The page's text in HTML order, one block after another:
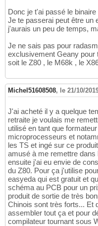
Donc je t'ai passé le
Je te passerai peut être un
j'aurais un peu de temps,
Je ne sais pas pour
exclusivement Geany
soit le Z80 , le M68k , le
Michel51608508, le 21/10/
J'ai acheté il y a quelque
retraite je voulais me
utilisé en tant que
microprocesseurs et
les TS et ingé sur ce
amusé à me remettre
ensuite j'ai eu envie de
du Z80. Pour ça j'utilise
easyeda qui est gratuit et
schéma au PCB pour un
produit de sortie de très
Chinois sont très forts... Et
assembler tout ça et pour
compilateur tournant sous